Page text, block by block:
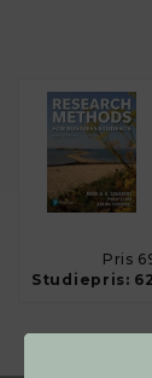
Pris
Studiepris: